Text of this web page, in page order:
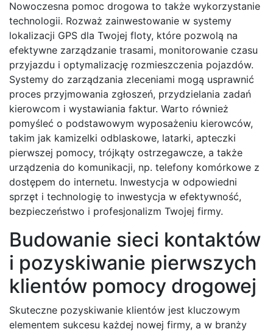
Nowoczesna pomoc drogowa to także wykorzystanie
technologii. Rozważ zainwestowanie w systemy
lokalizacji GPS dla Twojej floty, które pozwolą na
efektywne zarządzanie trasami, monitorowanie czasu
przyjazdu i optymalizację rozmieszczenia pojazdów.
Systemy do zarządzania zleceniami mogą usprawnić
proces przyjmowania zgłoszeń, przydzielania zadań
kierowcom i wystawiania faktur. Warto również
pomyśleć o podstawowym wyposażeniu kierowców,
takim jak kamizelki odblaskowe, latarki, apteczki
pierwszej pomocy, trójkąty ostrzegawcze, a także
urządzenia do komunikacji, np. telefony komórkowe z
dostępem do internetu. Inwestycja w odpowiedni
sprzęt i technologię to inwestycja w efektywność,
bezpieczeństwo i profesjonalizm Twojej firmy.
Budowanie sieci kontaktów
i pozyskiwanie pierwszych
klientów pomocy drogowej
Skuteczne pozyskiwanie klientów jest kluczowym
elementem sukcesu każdej nowej firmy, a w branży